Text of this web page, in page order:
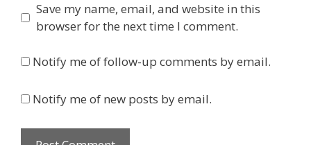
Save my name, email, and website in this
browser for the next time I comment.
Notify me of follow-up comments by email.
Notify me of new posts by email.